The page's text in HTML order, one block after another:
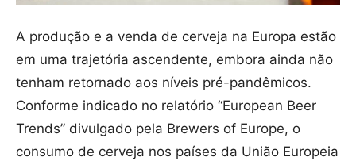
A produção e a venda de cerveja na Europa estão
em uma trajetória ascendente, embora ainda não
tenham retornado aos níveis pré-pandêmicos.
Conforme indicado no relatório “European Beer
Trends” divulgado pela Brewers of Europe, o
consumo de cerveja nos países da União Europeia